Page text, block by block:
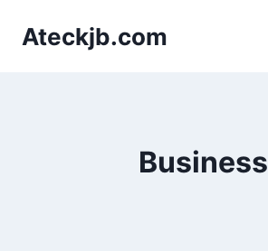
Ateckjb.com
Business